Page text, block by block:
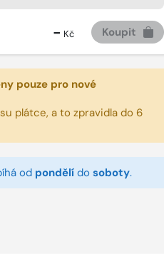
- Kč Koupit
pouze pro nové
plátce, a to zpravidla do 6
od pondělído soboty.